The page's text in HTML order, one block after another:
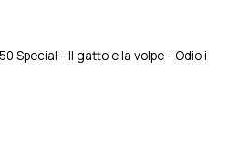
Special - Il gatto e la volpe - Odio i